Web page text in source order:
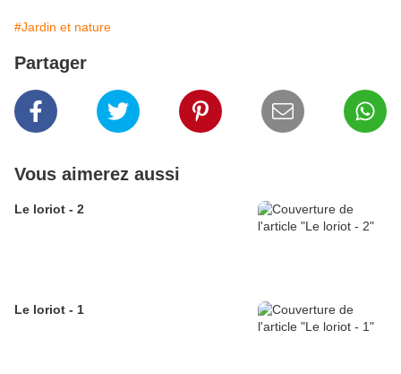
#Jardin et nature
Partager
Vous aimerez aussi
Le loriot - 2
Le loriot - 1